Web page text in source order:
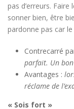
pas d’erreurs.
sonner bien, être
pardonne pas car
Contrecarré
parfait. Un
Avantages :
réclame de
« Sois fort »